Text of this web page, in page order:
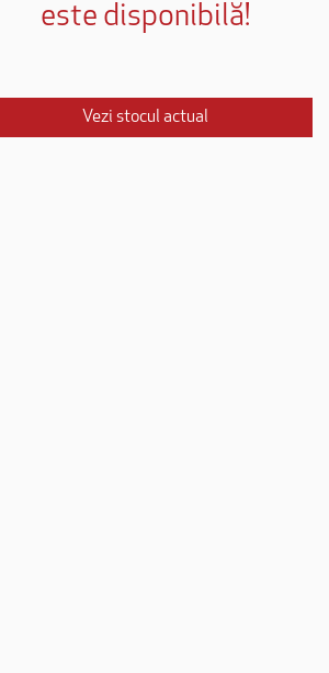
este disponibilă!
Vezi stocul actual